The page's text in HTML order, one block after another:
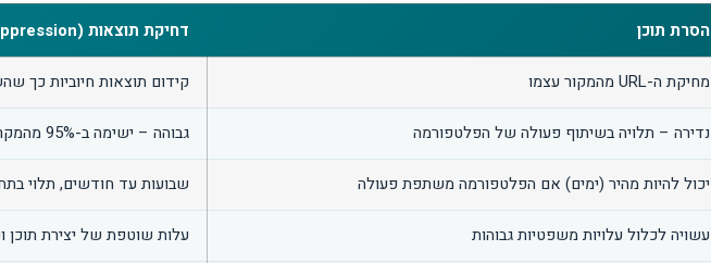
הסרת תוכן דחיקת תוצאות (Suppression)
מחיקת ה-URL מהמקור עצמו קידום תוצאות חיוביות כך
נדירה – תלויה בשיתוף פעולה של הפלטפורמה גבוהה – ישימה ב-95% מהמקרים
יכול להיות מהיר (ימים) אם הפלטפורמה משתפת פעולה שבועות עד חודשים, תלוי
עשויה לכלול עלויות משפטיות גבוהות עלות שוטפת של יצירת תוכן